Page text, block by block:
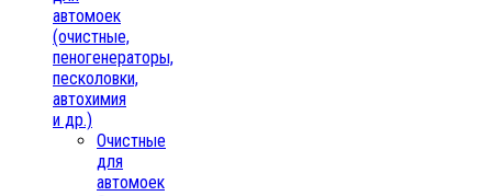
автомоек
(очистные,
пеногенераторы,
песколовки,
автохимия
и др.)
Очистные
для
автомоек